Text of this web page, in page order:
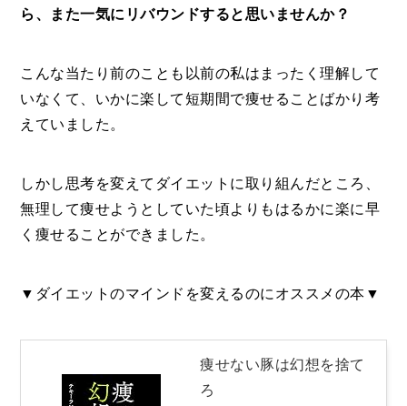
ら、また一気にリバウンドすると思いませんか？
こんな当たり前のことも以前の私はまったく理解して
いなくて、いかに楽して短期間で痩せることばかり考
えていました。
しかし思考を変えてダイエットに取り組んだところ、
無理して痩せようとしていた頃よりもはるかに楽に早
く痩せることができました。
▼ダイエットのマインドを変えるのにオススメの本▼
痩せない豚は幻想を捨て
ろ